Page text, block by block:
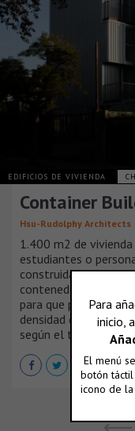
EDIFICIOS DE VIVIENDA
Container
Hsu-Rudolphy Architects
1.400 m2 de
estudiantes o
construida en base a
contenedores
para que pueda ser
densidad de la
según el terreno